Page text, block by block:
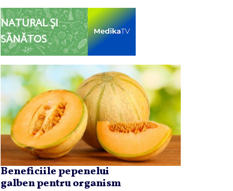
NATURAL ȘI
SĂNĂTOS
Beneficiile pepenelui
galben pentru organism